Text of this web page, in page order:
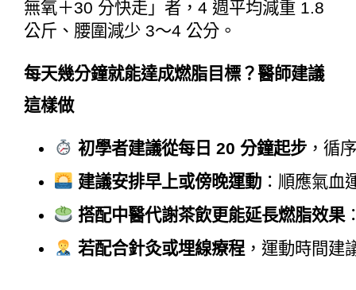
無氧＋30 分快走」者，4 週平均減重 1.8
公斤、腰圍減少 3～4 公分。
每天幾分鐘就能達成燃脂目標？醫師建議
這樣做
初學者建議從每日 20 分鐘起步 ，循
建議安排早上或傍晚運動 ：順應氣血
搭配中醫代謝茶飲更能延長燃脂效果
若配合針灸或埋線療程 ，運動時間建